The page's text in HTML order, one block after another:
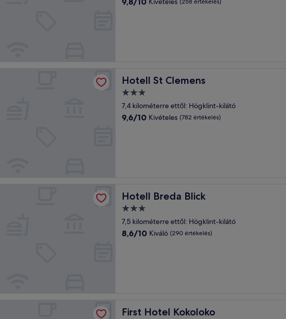
Hotell St Clemens
Hotell St Clemens
3.0
csillagos
szálláshely
7,4 kilométerre ettől: Högklint-kilátó
9.6
9,6/10 Kivételes (782 értékelés)
Hotell Breda Blick
Hotell Breda Blick
3.0
csillagos
szálláshely
7,5 kilométerre ettől: Högklint-kilátó
8.6
8,6/10 Kiváló (290 értékelés)
First Hotel Kokoloko
First Hotel Kokoloko